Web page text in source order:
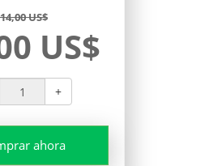
14,00 US$
US$
+
ahora